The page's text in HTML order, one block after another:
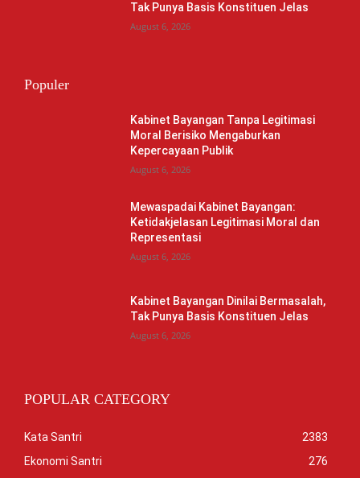
Tak Punya Basis Konstituen Jelas
August 6, 2026
Populer
Kabinet Bayangan Tanpa Legitimasi
Moral Berisiko Mengaburkan
Kepercayaan Publik
August 6, 2026
Mewaspadai Kabinet Bayangan:
Ketidakjelasan Legitimasi Moral dan
Representasi
August 6, 2026
Kabinet Bayangan Dinilai Bermasalah,
Tak Punya Basis Konstituen Jelas
August 6, 2026
POPULAR CATEGORY
Kata Santri
2383
Ekonomi Santri
276